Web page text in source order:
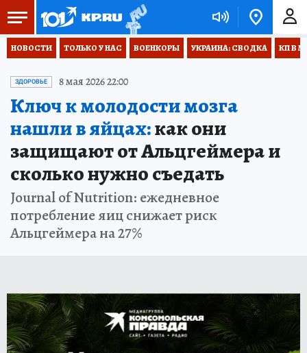
НОВОСТИ ТОЛЬКО У НАС ВОЕНКОРЫ УКРАИНА: СВОДКА КП В
ЗДОРОВЬЕ 8 мая 2026 22:00
Ключ к молодости мозга
нашли в яйцах:как они
защищают от Альцгеймера и
сколько нужно съедать
Journal of Nutrition: ежедневное
потребление яиц снижает риск
Альцгеймера на 27%